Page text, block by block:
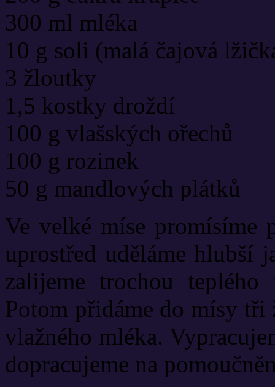
300 ml mléka
10 g soli (malá čajová
3 žloutky
1,5 kostky droždí
100 g vlašských ořechů
100 g rozinek
50 g mandlových plátků
Ve velké míse promísíme
uprostřed uděláme hlubší
zalijeme trochou teplého
Potom přidáme do mísy tři
vlažného mléka.
dopracujeme na